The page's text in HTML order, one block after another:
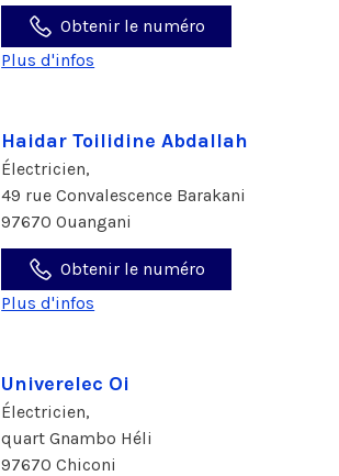
Obtenir le numéro
Plus d'infos
Haidar Toilidine Abdallah
Électricien,
49 rue Convalescence Barakani
97670 Ouangani
Obtenir le numéro
Plus d'infos
Univerelec Oi
Électricien,
quart Gnambo Héli
97670 Chiconi